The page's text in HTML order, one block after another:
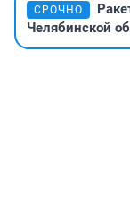
СРОЧНО
Челябинской